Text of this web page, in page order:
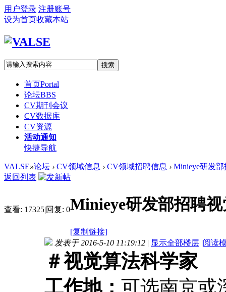
用户登录 注册账号
设为首页收藏本站
搜索
首页Portal
论坛BBS
CV期刊会议
CV数据库
CV资源
活动通知
快捷导航
VALSE»论坛 › CV领域信息 › CV领域招聘信息 › Minieye研发
返回列表
查看: 17325|回复: 0Minieye研发部招聘
[复制链接]
发表于 2016-5-10 11:19:12 | 显示全部楼层 |阅读
＃视觉算法科学家
工作地： 可选南京或